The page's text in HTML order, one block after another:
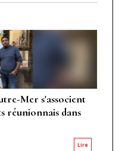
Mer s'associent
réunionnais dans
Lire